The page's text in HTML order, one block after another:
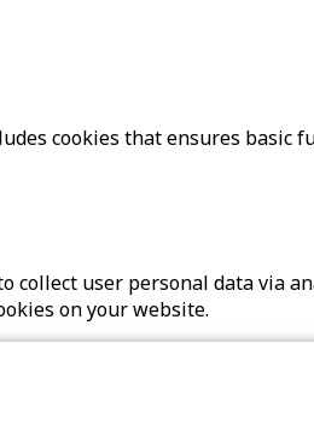
cookies that ensures basic
user personal data via
on your website.